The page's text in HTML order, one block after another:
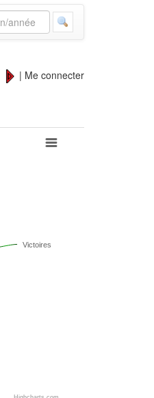
| Me connecter
Victoires